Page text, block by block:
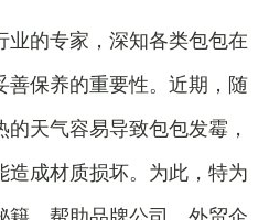
的专家，深知各类包包在
善保养的重要性。近期，随
天气容易导致包包发霉，
成材质损坏。为此，特为